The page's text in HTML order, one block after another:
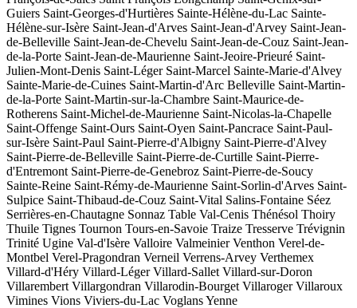
Guiers Saint-Georges-d'Hurtières Sainte-Hélène-du-Lac Sainte-
Hélène-sur-Isère Saint-Jean-d'Arves Saint-Jean-d'Arvey Saint-Jean-
de-Belleville Saint-Jean-de-Chevelu Saint-Jean-de-Couz Saint-Jean-
de-la-Porte Saint-Jean-de-Maurienne Saint-Jeoire-Prieuré Saint-
Julien-Mont-Denis Saint-Léger Saint-Marcel Sainte-Marie-d'Alvey
Sainte-Marie-de-Cuines Saint-Martin-d'Arc Belleville Saint-Martin-
de-la-Porte Saint-Martin-sur-la-Chambre Saint-Maurice-de-
Rotherens Saint-Michel-de-Maurienne Saint-Nicolas-la-Chapelle
Saint-Offenge Saint-Ours Saint-Oyen Saint-Pancrace Saint-Paul-
sur-Isère Saint-Paul Saint-Pierre-d'Albigny Saint-Pierre-d'Alvey
Saint-Pierre-de-Belleville Saint-Pierre-de-Curtille Saint-Pierre-
d'Entremont Saint-Pierre-de-Genebroz Saint-Pierre-de-Soucy
Sainte-Reine Saint-Rémy-de-Maurienne Saint-Sorlin-d'Arves Saint-
Sulpice Saint-Thibaud-de-Couz Saint-Vital Salins-Fontaine Séez
Serrières-en-Chautagne Sonnaz Table Val-Cenis Thénésol Thoiry
Thuile Tignes Tournon Tours-en-Savoie Traize Tresserve Trévignin
Trinité Ugine Val-d'Isère Valloire Valmeinier Venthon Verel-de-
Montbel Verel-Pragondran Verneil Verrens-Arvey Verthemex
Villard-d'Héry Villard-Léger Villard-Sallet Villard-sur-Doron
Villarembert Villargondran Villarodin-Bourget Villaroger Villaroux
Vimines Vions Viviers-du-Lac VoglansYenne